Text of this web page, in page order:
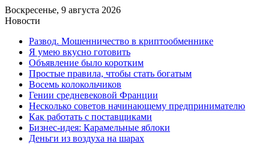
Воскресенье, 9 августа 2026
Новости
Развод. Мошенничество в криптообменнике
Я умею вкусно готовить
Объявление было коротким
Простые правила, чтобы стать богатым
Восемь колокольчиков
Гении средневековой Франции
Несколько советов начинающему предпринимателю
Как работать с поставщиками
Бизнес-идея: Карамельные яблоки
Деньги из воздуха на шарах